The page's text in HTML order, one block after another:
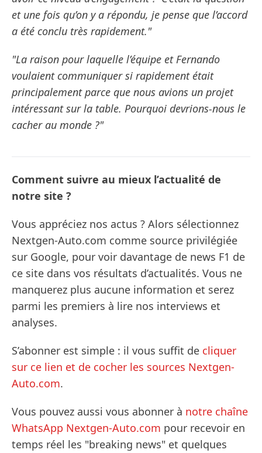
et une fois qu’on y a répondu, je pense que l’accord
a été conclu très rapidement."
"La raison pour laquelle l’équipe et Fernando
voulaient communiquer si rapidement était
principalement parce que nous avions un projet
intéressant sur la table. Pourquoi devrions-nous le
cacher au monde ?"
Comment suivre au mieux l’actualité de
notre site ?
Vous appréciez nos actus ? Alors sélectionnez
Nextgen-Auto.com comme source privilégiée
sur Google, pour voir davantage de news F1 de
ce site dans vos résultats d’actualités. Vous ne
manquerez plus aucune information et serez
parmi les premiers à lire nos interviews et
analyses.
S’abonner est simple : il vous suffit de cliquer
sur ce lien et de cocher les sources Nextgen-
Auto.com.
Vous pouvez aussi vous abonner à notre chaîne
WhatsApp Nextgen-Auto.com pour recevoir en
temps réel les "breaking news" et quelques